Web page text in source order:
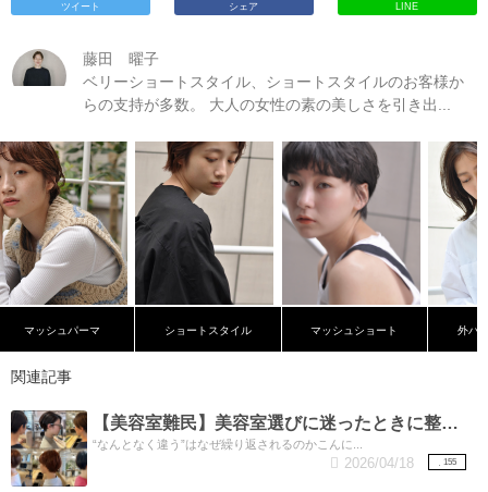
ツイート シェア LINE
藤田 曜子
ベリーショートスタイル、ショートスタイルのお客様か
らの支持が多数。 大人の女性の素の美しさを引き出...
マッシュパーマ ショートスタイル マッシュショート 外ハ
関連記事
【美容室難民】美容室選びに迷ったときに整理したいこと。
“なんとなく違う”はなぜ繰り返されるのかこんに...
155
2026/04/18